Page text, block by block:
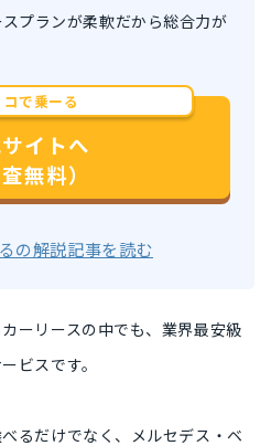
プランが柔軟だから総合力が
コで乗ーる
イトへ
査無料）
の解説記事を読む
ーリースの中でも、業界最安級
ビスです。
るだけでなく、メルセデス・ベ